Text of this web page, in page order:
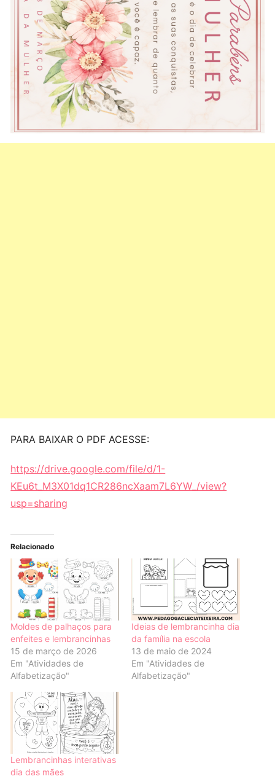
PARA BAIXAR O PDF ACESSE:
https://drive.google.com/file/d/1-
KEu6t_M3X01dq1CR286ncXaam7L6YW_/view?
usp=sharing
Relacionado
Moldes de palhaços para
enfeites e lembrancinhas
15 de março de 2026
Em "Atividades de
Alfabetização"
Ideias de lembrancinha dia
da família na escola
13 de maio de 2024
Em "Atividades de
Alfabetização"
Lembrancinhas interativas
dia das mães